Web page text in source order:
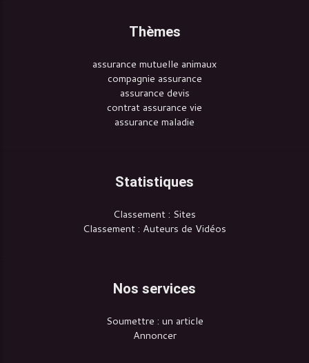
Thèmes
assurance mutuelle animaux
compagnie assurance
assurance devis
contrat assurance vie
assurance maladie
Statistiques
Classement : Sites
Classement : Auteurs de Vidéos
Nos services
Soumettre : un article
Annoncer